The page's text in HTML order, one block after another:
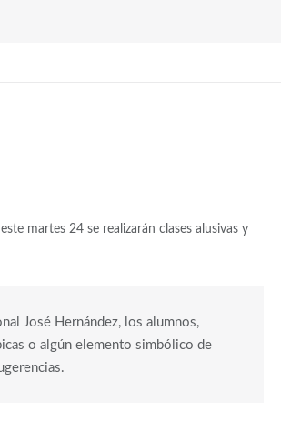
martes 24 se realizarán clases alusivas y
José Hernández, los alumnos,
o algún elemento simbólico de